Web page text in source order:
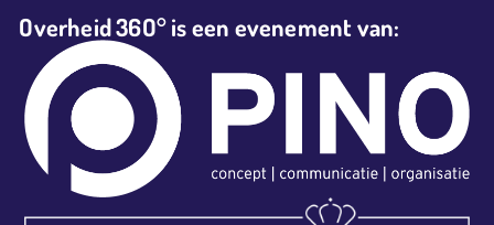
Overheid 36O° is een evenement van: